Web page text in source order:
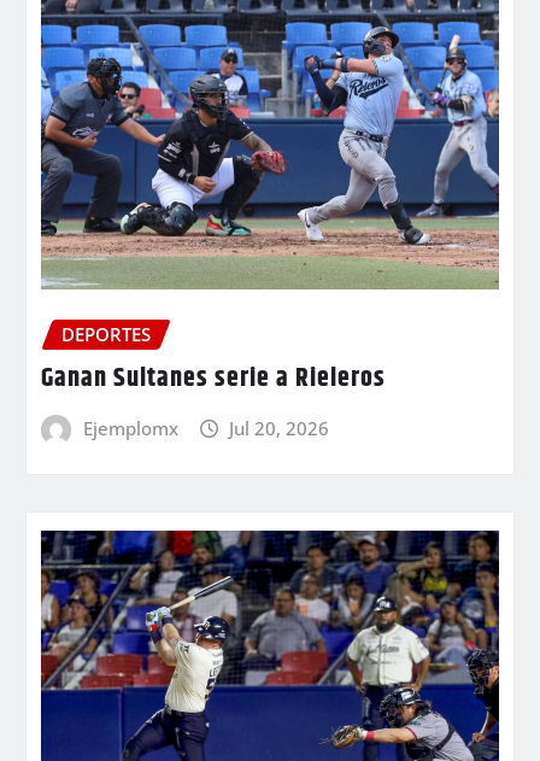
DEPORTES
Ganan Sultanes serie a Rieleros
Ejemplomx Jul 20, 2026